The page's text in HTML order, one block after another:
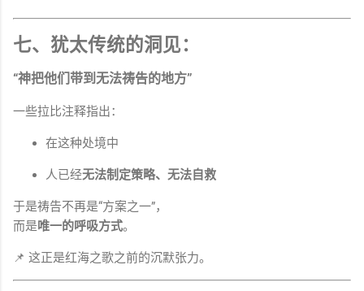
七、犹太传统的洞见：
“神把他们带到无法祷告的地方”
一些拉比注释指出：
在这种处境中
人已经无法制定策略、无法自救
于是祷告不再是“方案之一”，
而是唯一的呼吸方式。
📌 这正是红海之歌之前的沉默张力。